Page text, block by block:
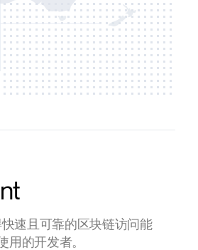
快速且可靠的区块链访问能
的开发者。